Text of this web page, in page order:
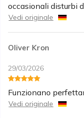
occasionali disturbi
Vedi originale
Oliver Kron
29/03/2026
Funzionano
Vedi originale